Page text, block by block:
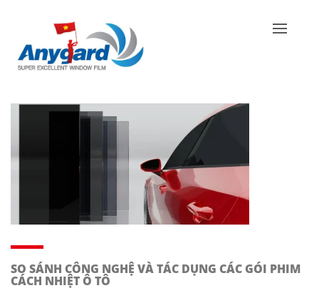
SO SÁNH CÔNG NGHỆ VÀ TÁC DỤNG CÁC GÓI PHIM
CÁCH NHIỆT Ô TÔ